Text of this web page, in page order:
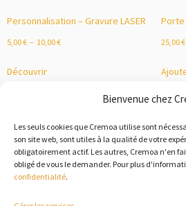
Bienvenue chez
Les seuls cookies que Cremoa utilise sont
son site web, sont utiles à la qualité de votre
obligatoirement actif. Les autres, Cremoa n'en
obligé de vous le demander. Pour plus
confidentialité.
Personnalisation – Gravure LASER
5,00€ – 10,00€
Découvrir
Porte
25,00€
1 2 →